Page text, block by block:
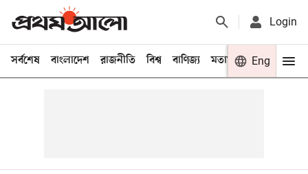
Login
সর্বশেষ বাংলাদেশ রাজনীতি বিশ্ব বাণিজ্য মতামত খেলা
Eng